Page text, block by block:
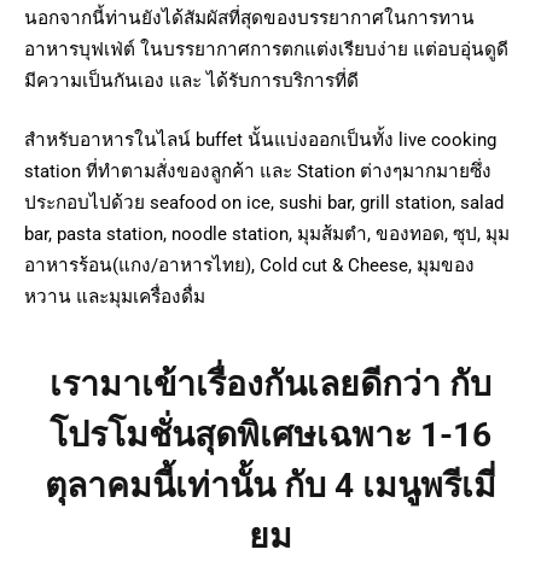
นอกจากนี้ท่านยังได้สัมผัสที่สุดของบรรยากาศในการทาน
อาหารบุฟเฟ่ต์ ในบรรยากาศการตกแต่งเรียบง่าย แต่อบอุ่นดูดี
มีความเป็นกันเอง และ ได้รับการบริการที่ดี
สำหรับอาหารในไลน์ buffet นั้นแบ่งออกเป็นทั้ง live cooking
station ที่ทำตามสั่งของลูกค้า และ Station ต่างๆมากมายซึ่ง
ประกอบไปด้วย seafood on ice, sushi bar, grill station, salad
bar, pasta station, noodle station, มุมส้มตำ, ของทอด, ซุป, มุม
อาหารร้อน(แกง/อาหารไทย), Cold cut & Cheese, มุมของ
หวาน และมุมเครื่องดื่ม
เรามาเข้าเรื่องกันเลยดีกว่า กับ
โปรโมชั่นสุดพิเศษเฉพาะ 1-16
ตุลาคมนี้เท่านั้น กับ 4 เมนูพรีเมี่
ยม